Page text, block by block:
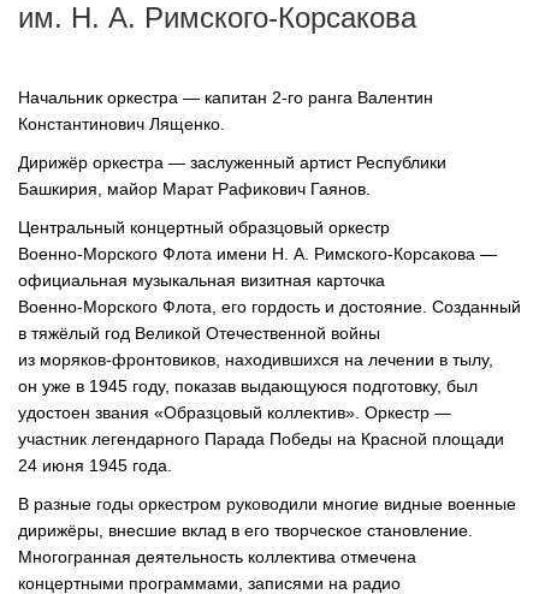
им. Н. А. Римского-Корсакова
Начальник оркестра — капитан 2-го ранга Валентин
Константинович Лященко.
Дирижёр оркестра — заслуженный артист Республики
Башкирия, майор Марат Рафикович Гаянов.
Центральный концертный образцовый оркестр
Военно-Морского Флота имени Н. А. Римского-Корсакова —
официальная музыкальная визитная карточка
Военно-Морского Флота, его гордость и достояние. Созданный
в тяжёлый год Великой Отечественной войны
из моряков-фронтовиков , находившихся на лечении в тылу,
он уже в 1945 году, показав выдающуюся подготовку, был
удостоен звания «Образцовый коллектив». Оркестр —
участник легендарного Парада Победы на Красной площади
24 июня 1945 года.
В разные годы оркестром руководили многие видные военные
дирижёры, внесшие вклад в его творческое становление.
Многогранная деятельность коллектива отмечена
концертными программами, записями на радио